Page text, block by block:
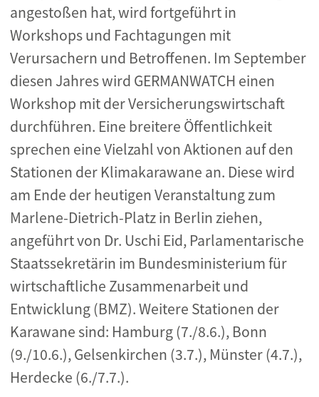
angestoßen hat, wird fortgeführt in
Workshops und Fachtagungen mit
Verursachern und Betroffenen. Im September
diesen Jahres wird GERMANWATCH einen
Workshop mit der Versicherungswirtschaft
durchführen. Eine breitere Öffentlichkeit
sprechen eine Vielzahl von Aktionen auf den
Stationen der Klimakarawane an. Diese wird
am Ende der heutigen Veranstaltung zum
Marlene-Dietrich-Platz in Berlin ziehen,
angeführt von Dr. Uschi Eid, Parlamentarische
Staatssekretärin im Bundesministerium für
wirtschaftliche Zusammenarbeit und
Entwicklung (BMZ). Weitere Stationen der
Karawane sind: Hamburg (7./8.6.), Bonn
(9./10.6.), Gelsenkirchen (3.7.), Münster (4.7.),
Herdecke (6./7.7.).